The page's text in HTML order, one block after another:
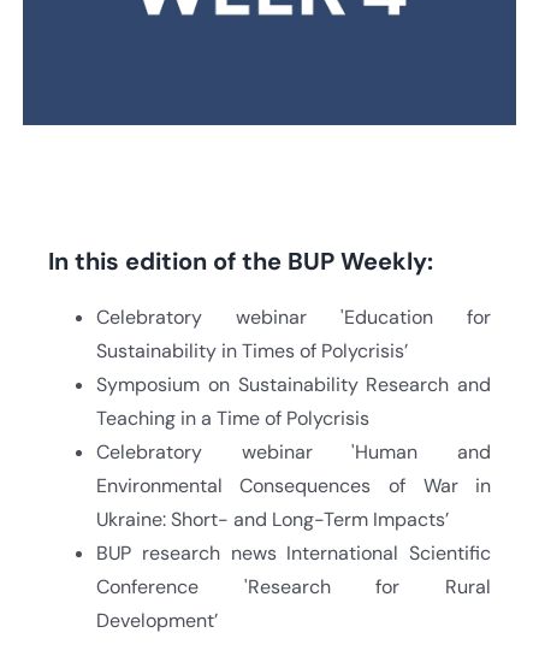
In this edition of the BUP Weekly:
Celebratory webinar 'Education for
Sustainability in Times of Polycrisis’
Symposium on Sustainability Research and
Teaching in a Time of Polycrisis
Celebratory webinar 'Human and
Environmental Consequences of War in
Ukraine: Short- and Long-Term Impacts’
BUP research news International Scientific
Conference 'Research for Rural
Development’